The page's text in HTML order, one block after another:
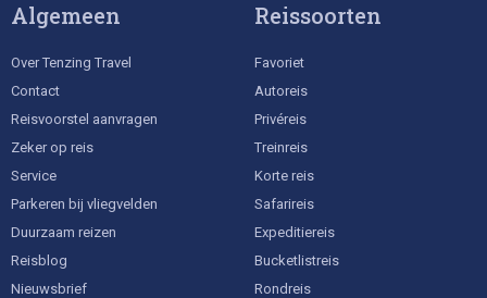
Algemeen
Over Tenzing Travel
Contact
Reisvoorstel aanvragen
Zeker op reis
Service
Parkeren bij vliegvelden
Duurzaam reizen
Reisblog
Nieuwsbrief
Reissoorten
Favoriet
Autoreis
Privéreis
Treinreis
Korte reis
Safarireis
Expeditiereis
Bucketlistreis
Rondreis